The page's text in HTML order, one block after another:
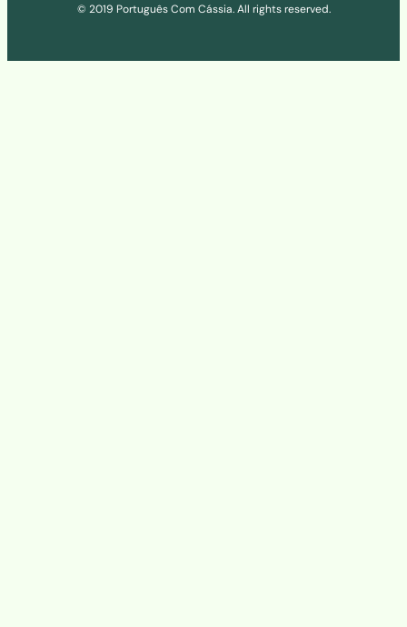
© 2019 Português Com Cássia. All rights reserved.